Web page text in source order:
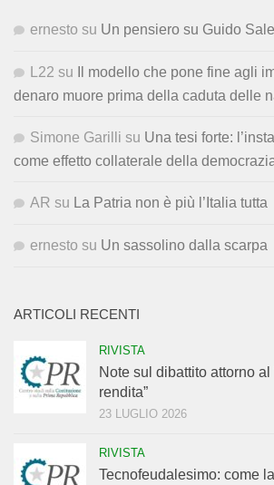
ernesto su Un pensiero su Guido
L22 su
Il modello che pone fine agli
denaro muore prima della caduta delle
Simone Garilli su Una tesi forte:
come effetto collaterale della
AR su La Patria non è più l’Italia tutta
ernesto su Un sassolino dalla scarpa
ARTICOLI RECENTI
RIVISTA
Note sul dibattito attorno
rendita”
23 LUGLIO 2026
RIVISTA
Tecnofeudalesimo: come